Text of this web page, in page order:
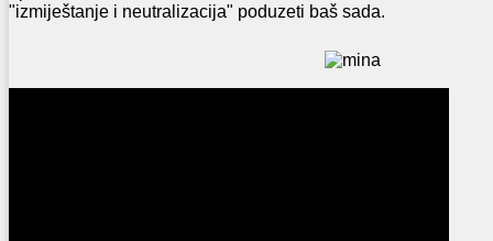
"izmiještanje i neutralizacija" poduzeti baš sada.